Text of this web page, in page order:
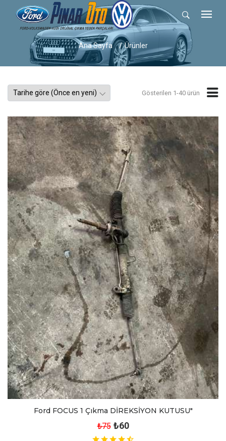
Ana Sayfa Ürünler
Gösterilen 1-40 ürün
Ford FOCUS 1 Çıkma DİREKSİYON KUTUSU"
₺75 ₺60